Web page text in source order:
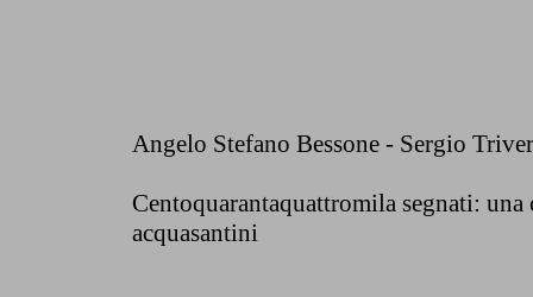
Angelo Stefano Bessone - Sergio
Centoquarantaquattromila segnati:
acquasantini